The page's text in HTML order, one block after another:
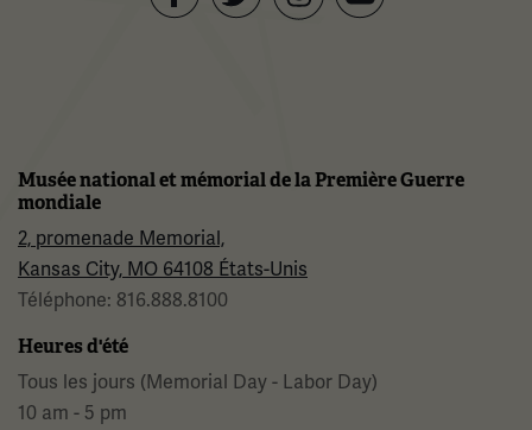
Musée national et mémorial de la Première Guerre
mondiale
2, promenade Memorial,
Kansas City, MO 64108 États-Unis
Téléphone: 816.888.8100
Heures d'été
Tous les jours (Memorial Day - Labor Day)
10 am - 5 pm